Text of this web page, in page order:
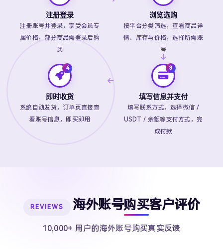
注册登录
注册账号并登录，享受会员专
属价格，部分商品需登录后购
买
浏览选购
按平台分类筛选，查看商品详
情、库存与价格，选择所需账
号
填写信息并支付
填写联系方式，选择微信 /
USDT / 余额等支付方式，完
成付款
即时收货
系统自动发货，订单页直接查
看账号信息，即买即用
REVIEWS 海外账号购买客户评价
10,000+ 用户的海外账号购买真实反馈